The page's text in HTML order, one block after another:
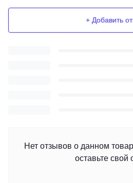
+ Добавить
Нет отзывов о данном
оставьте свой